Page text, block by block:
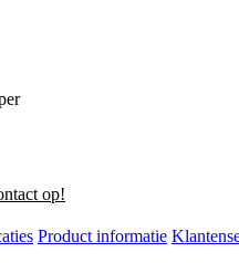
op!
Product informatie